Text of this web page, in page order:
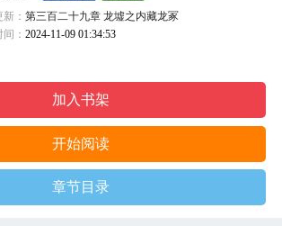
新：第三百二十九章 龙墟之内藏龙冢
间：2024-11-09 01:34:53
加入书架
开始阅读
章节目录